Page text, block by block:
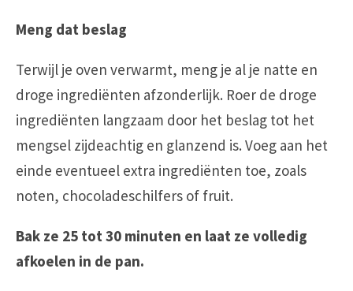
Meng dat beslag
Terwijl je oven verwarmt, meng je al je natte en
droge ingrediënten afzonderlijk. Roer de droge
ingrediënten langzaam door het beslag tot het
mengsel zijdeachtig en glanzend is. Voeg aan het
einde eventueel extra ingrediënten toe, zoals
noten, chocoladeschilfers of fruit.
Bak ze 25 tot 30 minuten en laat ze volledig
afkoelen in de pan.